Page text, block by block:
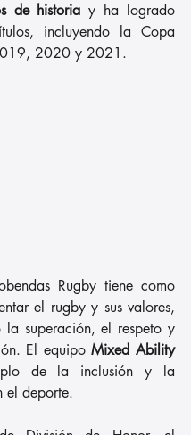
de historia y ha logrado
incluyendo la Copa
2020 y 2021.
Rugby tiene como
el rugby y sus valores,
la superación, el respeto y
El equipo Mixed Ability
de la inclusión y la
el deporte.